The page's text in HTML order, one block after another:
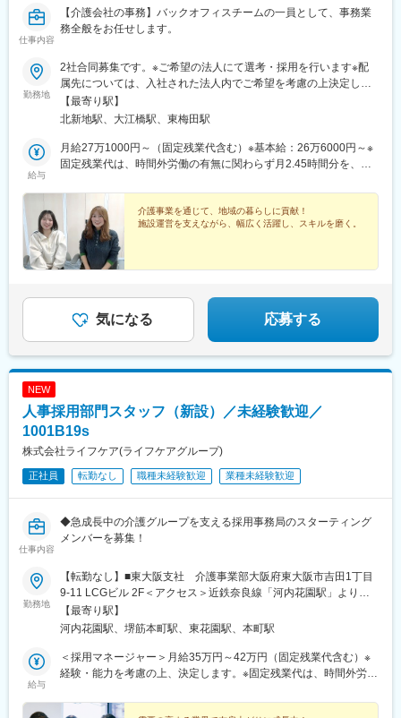
仕事内容
【介護会社の事務】バックオフィスチームの一員として、事務業
務全般をお任せします。
勤務地
2社合同募集です。※ご希望の法人にて選考・採用を行います※配
属先については、入社された法人内でご希望を考慮の上決定しま
す大阪府大阪市北区西天満2-10-2 幸田ビル5階※ウールズプラス株
式会社、ヒビオ株式会社ともに上記住所での勤務となります※オフ
【最寄り駅】
北新地駅、大江橋駅、東梅田駅
給与
月給27万1000円～（固定残業代含む）※基本給：26万6000円～※
固定残業代は、時間外労働の有無に関わらず月2.45時間分を、一
通＞
介護事業を通じて、地域の暮らしに貢献！
施設運営を支えながら、幅広く活躍し、スキルを磨く。
気になる 応募する
NEW
人事採用部門スタッフ（新設）／未経験歓迎／
1001B19s
株式会社ライフケア(ライフケアグループ)
正社員 転勤なし 職種未経験歓迎 業種未経験歓迎
仕事内容
◆急成長中の介護グループを支える採用事務局のスターティング
メンバーを募集！
勤務地
【転勤なし】■東大阪支社 介護事業部大阪府東大阪市吉田1丁目
9-11 LCGビル 2F＜アクセス＞近鉄奈良線「河内花園駅」より徒
歩4分車・バイク通勤OK■大阪本社大阪府大阪市中央区本町2-5-7
メットライフ本町スクエア1階＜アクセス＞大阪メトロ中央線「堺
4分※受動喫煙対策：屋内全面禁煙
【最寄り駅】
河内花園駅、堺筋本町駅、東花園駅、本町駅
給与
＜採用マネージャー＞月給35万円～42万円（固定残業代含む）※
経験・能力を考慮の上、決定します。※固定残業代は、時間外労働
上記を超える時間外労働分は追加で支給＜採用アシスタント＞月